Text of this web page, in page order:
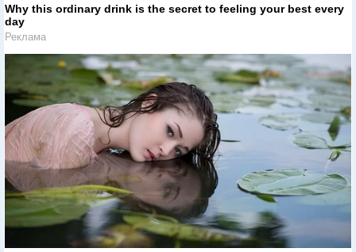
Why this ordinary drink is the secret to feeling your best every
day
Реклама